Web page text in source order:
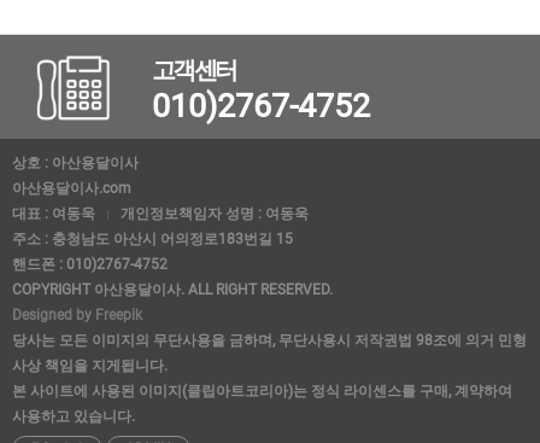
고객센터
010)2767-4752
상호 : 아산용달이사
아산용달이사.com
대표 : 여동욱
개인정보책임자 성명 : 여동욱
주소 : 충청남도 아산시 어의정로183번길 15
핸드폰 : 010)2767-4752
COPYRIGHT 아산용달이사. ALL RIGHT RESERVED.
Designed by Freepik
당사는 모든 이미지의 무단사용을 금하며, 무단사용시 저작권법 98조에 의거 민형
사상 책임을 지게됩니다.
본 사이트에 사용된 이미지(클립아트코리아)는 정식 라이센스를 구매, 계약하여
사용하고 있습니다.